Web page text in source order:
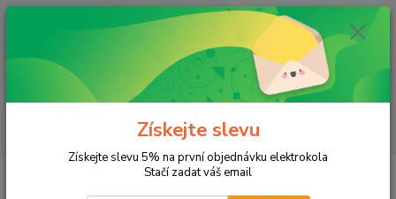
ks
za 0,00 Kč
Získejte slevu
Získejte slevu 5% na první objednávku elektrokola
Stačí zadat váš email